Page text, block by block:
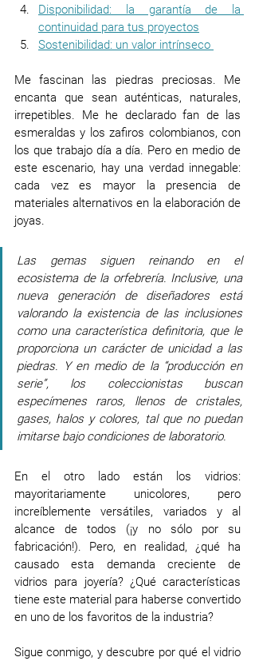
Disponibilidad: la garantía de la
continuidad para tus proyectos
Sostenibilidad: un valor intrínseco
Me fascinan las piedras preciosas. Me
encanta que sean auténticas, naturales,
irrepetibles. Me he declarado fan de las
esmeraldas y los zafiros colombianos, con
los que trabajo día a día. Pero en medio de
este escenario, hay una verdad innegable:
cada vez es mayor la presencia de
materiales alternativos en la elaboración de
joyas.
Las gemas siguen reinando en el
ecosistema de la orfebrería. Inclusive, una
nueva generación de diseñadores está
valorando la existencia de las inclusiones
como una característica definitoria, que le
proporciona un carácter de unicidad a las
piedras. Y en medio de la “producción en
serie”, los coleccionistas buscan
especímenes raros, llenos de cristales,
gases, halos y colores, tal que no puedan
imitarse bajo condiciones de laboratorio.
En el otro lado están los vidrios:
mayoritariamente unicolores, pero
increíblemente versátiles, variados y al
alcance de todos (¡y no sólo por su
fabricación!). Pero, en realidad, ¿qué ha
causado esta demanda creciente de
vidrios para joyería? ¿Qué características
tiene este material para haberse convertido
en uno de los favoritos de la industria?
Sigue conmigo, y descubre por qué el vidrio